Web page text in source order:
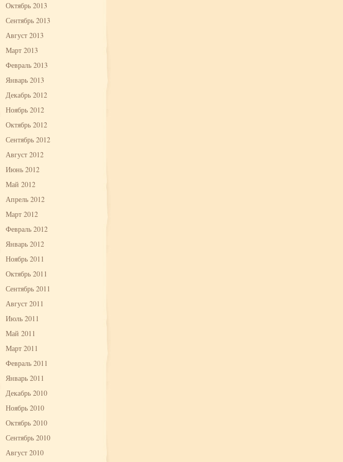
Октябрь 2013
Сентябрь 2013
Август 2013
Март 2013
Февраль 2013
Январь 2013
Декабрь 2012
Ноябрь 2012
Октябрь 2012
Сентябрь 2012
Август 2012
Июнь 2012
Май 2012
Апрель 2012
Март 2012
Февраль 2012
Январь 2012
Ноябрь 2011
Октябрь 2011
Сентябрь 2011
Август 2011
Июль 2011
Май 2011
Март 2011
Февраль 2011
Январь 2011
Декабрь 2010
Ноябрь 2010
Октябрь 2010
Сентябрь 2010
Август 2010